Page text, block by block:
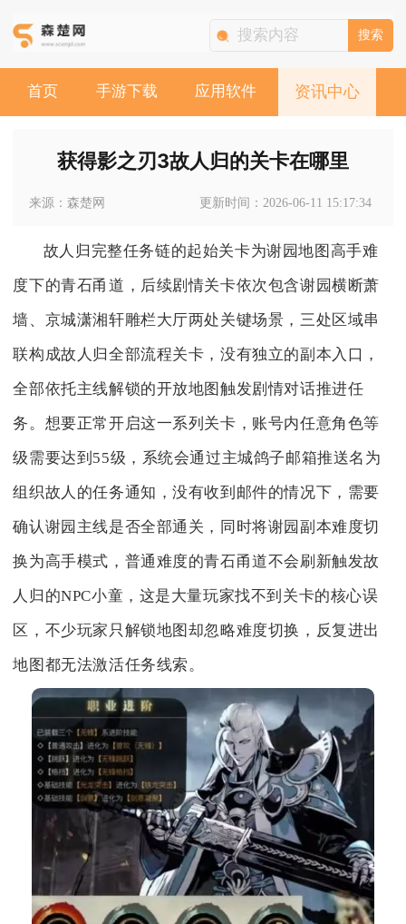
搜索
首页 手游下载 应用软件 资讯中心
获得影之刃3故人归的关卡在哪里
来源：森楚网 更新时间：2026-06-11 15:17:34
故人归完整任务链的起始关卡为谢园地图高手难
度下的青石甬道，后续剧情关卡依次包含谢园横断萧
墙、京城潇湘轩雕栏大厅两处关键场景，三处区域串
联构成故人归全部流程关卡，没有独立的副本入口，
全部依托主线解锁的开放地图触发剧情对话推进任
务。想要正常开启这一系列关卡，账号内任意角色等
级需要达到55级，系统会通过主城鸽子邮箱推送名为
组织故人的任务通知，没有收到邮件的情况下，需要
确认谢园主线是否全部通关，同时将谢园副本难度切
换为高手模式，普通难度的青石甬道不会刷新触发故
人归的NPC小童，这是大量玩家找不到关卡的核心误
区，不少玩家只解锁地图却忽略难度切换，反复进出
地图都无法激活任务线索。